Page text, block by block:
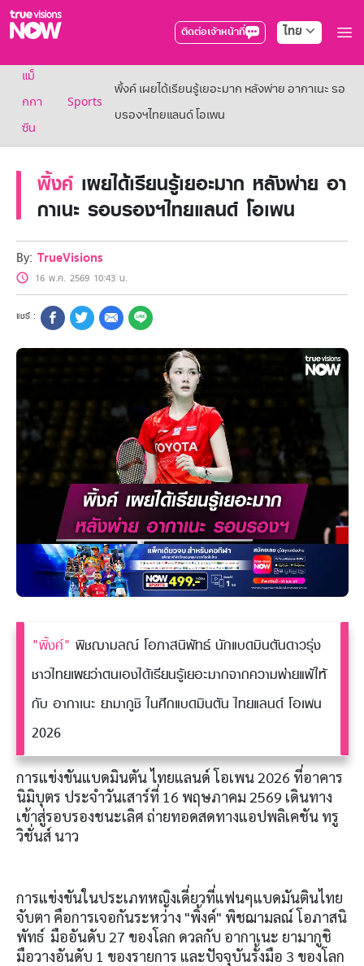
ติดต่อเจ้าหน้าที่ ไทย
True AF2026
แพ็กเกจ
NOW ENT
NOW SPORTS
แพ็กเกจทรูวิชันส์นาวทั้งหมด
เคเบิลและจานดาวเทียม
สิทธิพิเศษ
Showtime
HoReCa
แพ็กเกจสำหรับผู้ประกอบการ
หาร้านร่วมรายการ
FAQs
แม็
กกา
ซีน
Sports
พิ้งค์ เผยได้เรียนรู้เยอะมาก หลังพ่าย อากาเนะ รอ
บรองฯไทยแลนด์ โอเพน
พิ้งค์ เผยได้เรียนรู้เยอะมาก หลังพ่าย อา
กาเนะ รอบรองฯไทยแลนด์ โอเพน
By: TrueVisions
16 พ.ค. 2569 10:43 น.
"พิ้งค์" พิชฌามลณ์ โอภาสนิพัทธ์ นักแบดมินตันดาวรุ่ง
ชาวไทยเผยว่าตนเองได้เรียนรู้เยอะมากจากความพ่ายแพ้ให้
กับ อากาเนะ ยามากูชิ ในศึกแบดมินตัน ไทยแลนด์ โอเพน
2026
การแข่งขันแบดมินตัน ไทยแลนด์ โอเพน 2026 ที่อาคาร
นิมิบุตร ประจำวันเสาร์ที่ 16 พฤษภาคม 2569 เดินทาง
เข้าสู่รอบรองชนะเลิศ ถ่ายทอดสดทางแอปพลิเคชัน ทรู
วิชั่นส์ นาว
การแข่งขันในประเภทหญิงเดี่ยวที่แฟนๆแบดมันตินไทย
จับตา คือการเจอกันระหว่าง "พิ้งค์" พิชฌามลณ์ โอภาสนิ
พัทธ์ มืออันดับ 27 ของโลก ดวลกับ อากาเนะ ยามากูชิ
มือวางอันดับ 1 ของรายการ และปัจจุบันรั้งมือ 3 ของโลก